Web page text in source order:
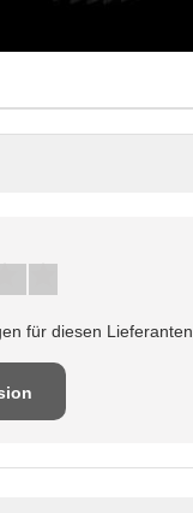
für diesen Lieferanten